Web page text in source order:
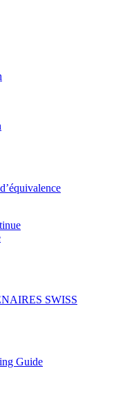
SWISS
Guide